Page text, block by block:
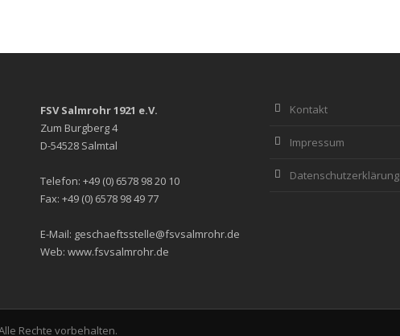
FSV Salmrohr 1921 e.V.
Zum Burgberg 4
D-54528 Salmtal
Telefon: +49 (0) 6578 98 20 10
Fax: +49 (0) 6578 98 49 77
E-Mail: geschaeftsstelle@fsvsalmrohr.de
Web: www.fsvsalmrohr.de
Kontakt
Impressum
Datenschutzerklärung
Rechte vorbehalten.